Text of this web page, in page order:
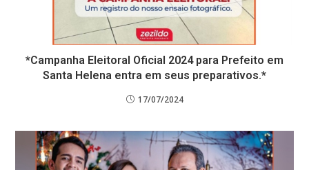
*Campanha Eleitoral Oficial 2024 para Prefeito em
Santa Helena entra em seus preparativos.*
17/07/2024